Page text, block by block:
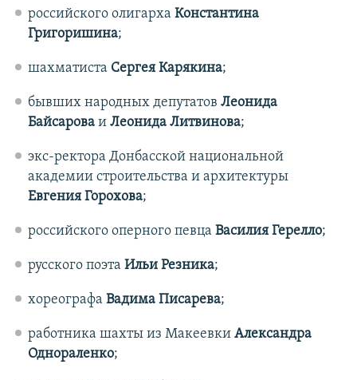
российского олигарха Константина
Григоришина;
шахматиста Сергея Карякина;
бывших народных депутатов Леонида
Байсароваи Леонида Литвинова;
экс-ректора Донбасской национальной
академии строительства и архитектуры
Евгения Горохова;
российского оперного певца Василия Герелло;
русского поэта Ильи Резника;
хореографа Вадима Писарева;
работника шахты из Макеевки Александра
Однораленко;